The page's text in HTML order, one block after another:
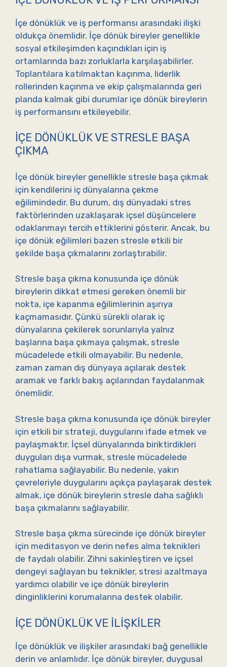
İçe dönüklük ve iş performansı arasındaki ilişki
oldukça önemlidir. İçe dönük bireyler genellikle
sosyal etkileşimden kaçındıkları için iş
ortamlarında bazı zorluklarla karşılaşabilirler.
Toplantılara katılmaktan kaçınma, liderlik
rollerinden kaçınma ve ekip çalışmalarında geri
planda kalmak gibi durumlar içe dönük bireylerin
iş performansını etkileyebilir.
İÇE DÖNÜKLÜK VE STRESLE BAŞA
ÇIKMA
İçe dönük bireyler genellikle stresle başa çıkmak
için kendilerini iç dünyalarına çekme
eğilimindedir. Bu durum, dış dünyadaki stres
faktörlerinden uzaklaşarak içsel düşüncelere
odaklanmayı tercih ettiklerini gösterir. Ancak, bu
içe dönük eğilimleri bazen stresle etkili bir
şekilde başa çıkmalarını zorlaştırabilir.
Stresle başa çıkma konusunda içe dönük
bireylerin dikkat etmesi gereken önemli bir
nokta, içe kapanma eğilimlerinin aşırıya
kaçmamasıdır. Çünkü sürekli olarak iç
dünyalarına çekilerek sorunlarıyla yalnız
başlarına başa çıkmaya çalışmak, stresle
mücadelede etkili olmayabilir. Bu nedenle,
zaman zaman dış dünyaya açılarak destek
aramak ve farklı bakış açılarından faydalanmak
önemlidir.
Stresle başa çıkma konusunda içe dönük bireyler
için etkili bir strateji, duygularını ifade etmek ve
paylaşmaktır. İçsel dünyalarında biriktirdikleri
duyguları dışa vurmak, stresle mücadelede
rahatlama sağlayabilir. Bu nedenle, yakın
çevreleriyle duygularını açıkça paylaşarak destek
almak, içe dönük bireylerin stresle daha sağlıklı
başa çıkmalarını sağlayabilir.
Stresle başa çıkma sürecinde içe dönük bireyler
için meditasyon ve derin nefes alma teknikleri
de faydalı olabilir. Zihni sakinleştiren ve içsel
dengeyi sağlayan bu teknikler, stresi azaltmaya
yardımcı olabilir ve içe dönük bireylerin
dinginliklerini korumalarına destek olabilir.
İÇE DÖNÜKLÜK VE İLIŞKILER
İçe dönüklük ve ilişkiler arasındaki bağ genellikle
derin ve anlamlıdır. İçe dönük bireyler, duygusal